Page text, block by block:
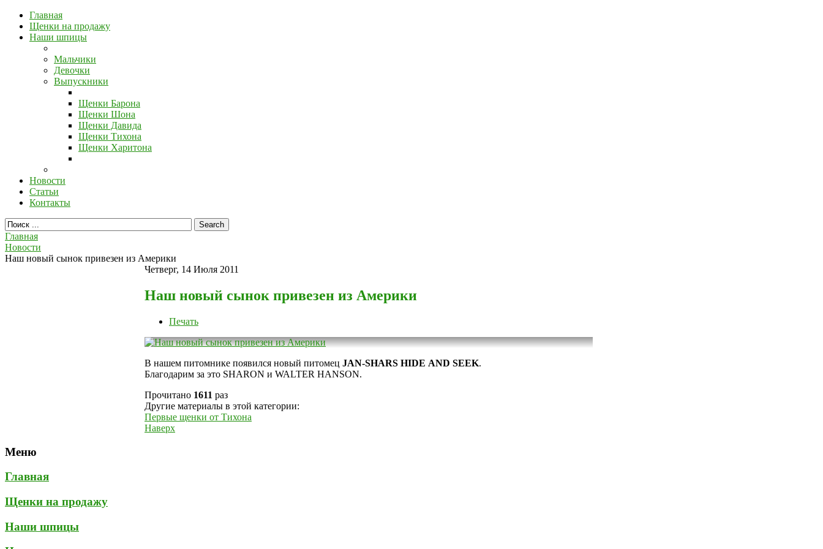
Главная
Щенки на продажу
Наши шпицы
Мальчики
Девочки
Выпускники
Щенки Барона
Щенки Шона
Щенки Давида
Щенки Тихона
Щенки Харитона
Новости
Статьи
Контакты
Главная
Новости
Наш новый сынок привезен из Америки
Четверг, 14 Июля 2011
Наш новый сынок привезен из Америки
Печать
В нашем питомнике появился новый питомец JAN-SHARS HIDE AND SEEK.
Благодарим за это SHARON и WALTER HANSON.
Прочитано 1611 раз
Другие материалы в этой категории:
Первые щенки от Тихона
Наверх
Меню
Главная
Щенки на продажу
Наши шпицы